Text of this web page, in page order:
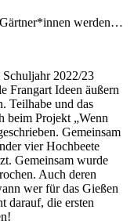
werden…
2022/23
Frangart Ideen äußern
Teilhabe und das
beim Projekt „Wenn
Gemeinsam
vier Hochbeete
Gemeinsam wurde
Auch deren
wer für das Gießen
darauf, die ersten